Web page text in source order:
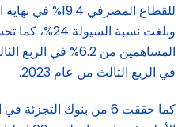
وبلغت نسبة
في الربع الثالث من عام 2023.
كما حققت 6 من بنوك